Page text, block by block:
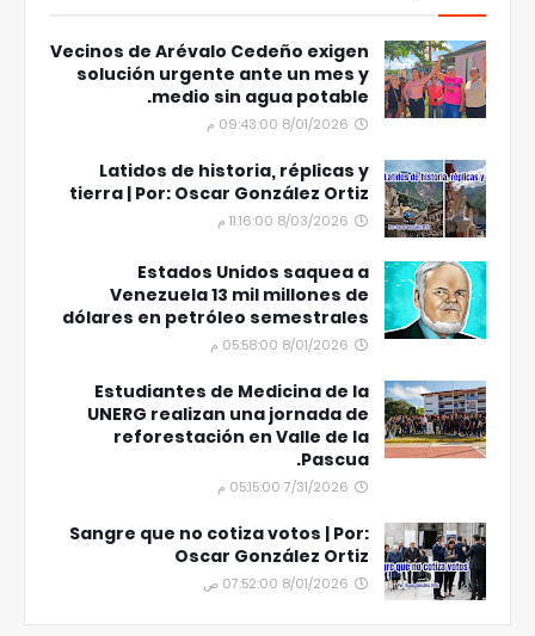
Vecinos de Arévalo Cedeño exigen
solución urgente ante un mes y
medio sin agua potable.
8/01/2026 09:43:00 م
Latidos de historia, réplicas y
tierra | Por: Oscar González Ortiz
8/03/2026 11:16:00 م
Estados Unidos saquea a
Venezuela 13 mil millones de
dólares en petróleo semestrales
8/01/2026 05:58:00 م
Estudiantes de Medicina de la
UNERG realizan una jornada de
reforestación en Valle de la
Pascua.
7/31/2026 05:15:00 م
Sangre que no cotiza votos | Por:
Oscar González Ortiz
8/01/2026 07:52:00 ص